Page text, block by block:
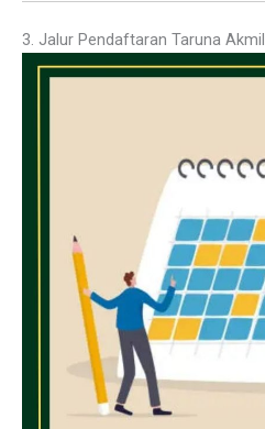
3. Jalur Pendaftaran Taruna Akmil